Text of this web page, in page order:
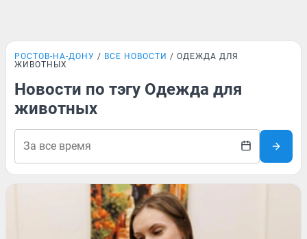
РОСТОВ-НА-ДОНУ ВСЕ НОВОСТИ
ОДЕЖДА ДЛЯ
ЖИВОТНЫХ
Новости по тэгу Одежда для
животных